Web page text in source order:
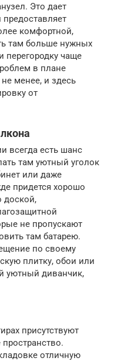
Это дает
комфортной,
там больше нужных
перегородку чаще
в плане
менее, и здесь
от
всегда есть шанс
там уютный уголок
или даже
придется хорошо
доской,
не пропускают
там батарею.
по своему
плитку, обои или
уютный диванчик,
присутствуют
отличную